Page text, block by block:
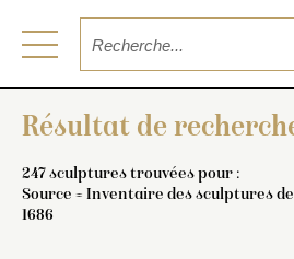
Résultat de
247 sculptures trouvées pour :
Source = Inventaire des sculptures
1686